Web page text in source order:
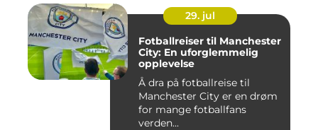
29. jul
Fotballreiser til Manchester
City: En uforglemmelig
opplevelse
Å dra på fotballreise til
Manchester City er en drøm
for mange fotballfans
verden...